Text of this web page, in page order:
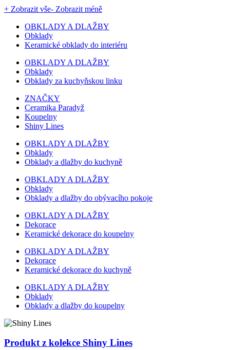
+ Zobrazit vše- Zobrazit méně
OBKLADY A DLAŽBY
Obklady
Keramické obklady do interiéru
OBKLADY A DLAŽBY
Obklady
Obklady za kuchyňskou linku
ZNAČKY
Ceramika Paradyž
Koupelny
Shiny Lines
OBKLADY A DLAŽBY
Obklady
Obklady a dlažby do kuchyně
OBKLADY A DLAŽBY
Obklady
Obklady a dlažby do obývacího pokoje
OBKLADY A DLAŽBY
Dekorace
Keramické dekorace do koupelny
OBKLADY A DLAŽBY
Dekorace
Keramické dekorace do kuchyně
OBKLADY A DLAŽBY
Obklady
Obklady a dlažby do koupelny
Produkt z kolekce Shiny Lines